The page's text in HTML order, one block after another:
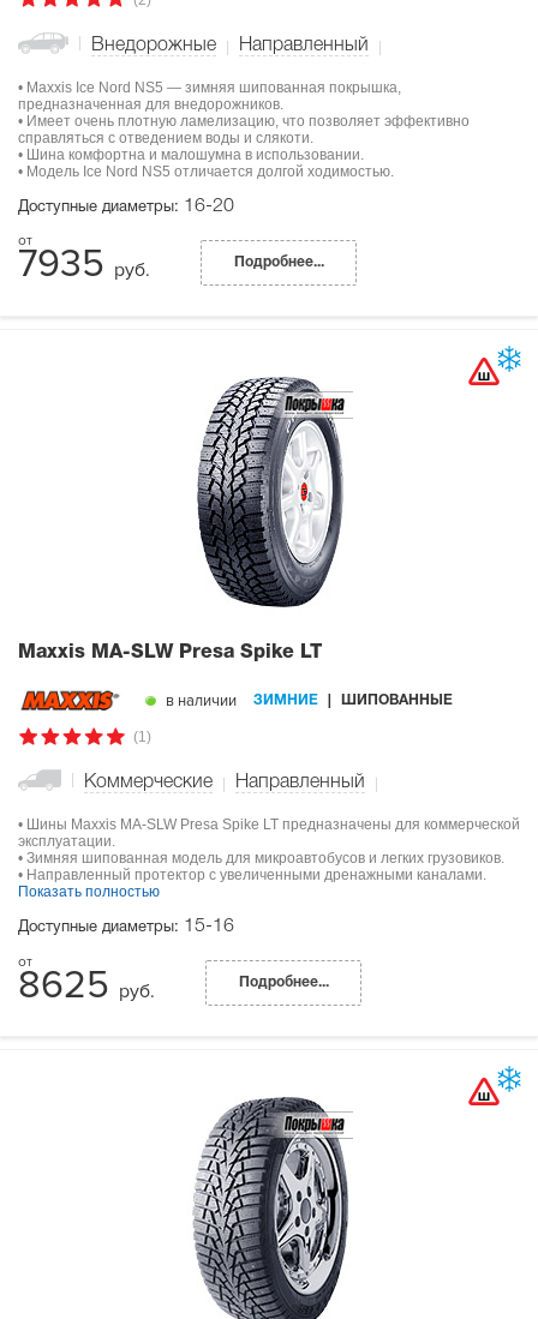
Внедорожные Направленный
• Maxxis Ice Nord NS5 — зимняя шипованная покрышка,
предназначенная для внедорожников.
• Имеет очень плотную ламелизацию, что позволяет эффективно
справляться с отведением воды и слякоти.
• Шина комфортна и малошумна в использовании.
• Модель Ice Nord NS5 отличается долгой ходимостью.
Доступные диаметры: 16-20
7935 руб. Подробнее...
Maxxis MA-SLW Presa Spike LT
в наличии ЗИМНИЕ ШИПОВАННЫЕ
(1)
Коммерческие Направленный
• Шины Maxxis MA-SLW Presa Spike LT предназначены для коммерческой
эксплуатации.
• Зимняя шипованная модель для микроавтобусов и легких грузовиков.
• Направленный протектор с увеличенными дренажными каналами.
Показать полностью
Доступные диаметры: 15-16
8625 руб. Подробнее...